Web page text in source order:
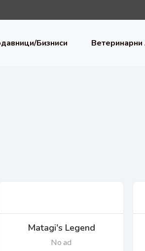
Бизниси
Matagi's Legend
No ad